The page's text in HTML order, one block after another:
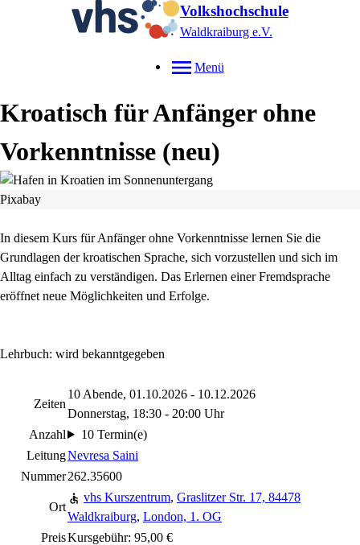
Volkshochschule
Waldkraiburg e.V.
Menü
Kroatisch für Anfänger ohne
Vorkenntnisse neu
Pixabay
In diesem Kurs für Anfänger ohne Vorkenntnisse lernen Sie die
Grundlagen der kroatischen Sprache, sich vorzustellen und sich im
Alltag einfach zu verständigen. Das Erlernen einer Fremdsprache
eröffnet neue Möglichkeiten und Erfolge.
Lehrbuch: wird bekanntgegeben
Zeiten
10 Abende, 01.10.2026 - 10.12.2026
Donnerstag, 18:30 - 20:00 Uhr
Anzahl
10 Termin(e)
LeitungNevresa Saini
Nummer262.35600
Ort
vhs Kurszentrum, Graslitzer Str. 17, 84478
Waldkraiburg, London, 1. OG
PreisKursgebühr: 95,00 €